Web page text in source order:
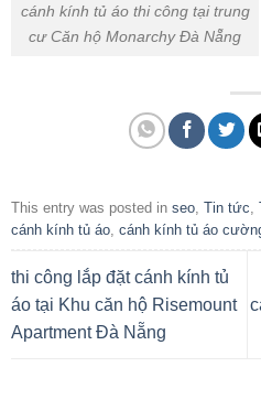
cánh kính tủ áo thi công tại trung
cư Căn hộ Monarchy Đà Nẵng
This entry was posted in seo Tin tức
cánh kính tủ áo cánh kính tủ áo
thi công lắp đặt cánh kính tủ
áo tại Khu căn hộ Risemount
Apartment Đà Nẵng